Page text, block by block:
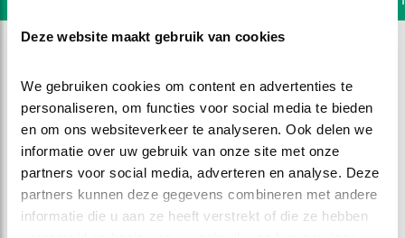
Deze website maakt gebruik van cookies
We gebruiken cookies om content en advertenties te
personaliseren, om functies voor social media te bieden
en om ons websiteverkeer te analyseren. Ook delen we
informatie over uw gebruik van onze site met onze
partners voor social media, adverteren en analyse. Deze
partners kunnen deze gegevens combineren met andere
informatie die u aan ze heeft verstrekt of die ze hebben